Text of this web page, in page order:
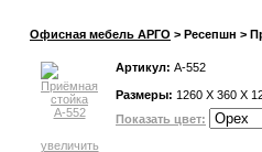
Офисная мебель АРГО > Ресепшн >
Артикул: А-552
Размеры: 1260 X 360 X
Показать цвет:
увеличить